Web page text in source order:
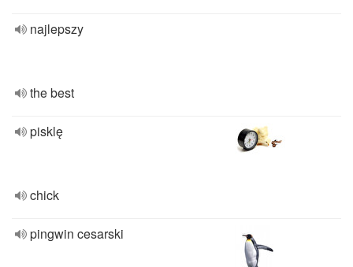
najlepszy
the best
pisklę
chick
pingwin cesarski